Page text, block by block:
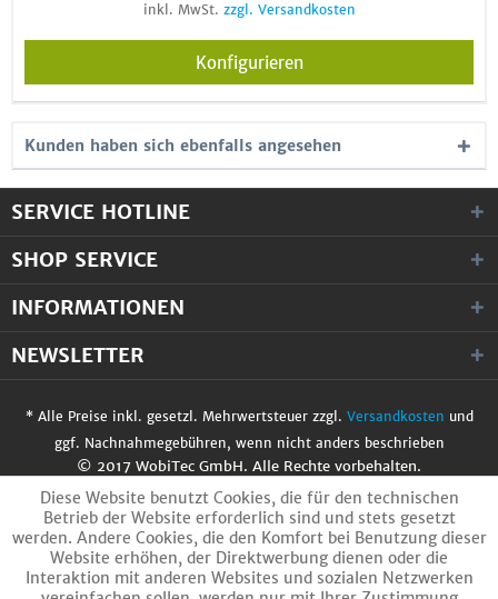
inkl. MwSt. zzgl. Versandkosten
Konfigurieren
Kunden haben sich ebenfalls angesehen
SERVICE HOTLINE
SHOP SERVICE
INFORMATIONEN
NEWSLETTER
* Alle Preise inkl. gesetzl. Mehrwertsteuer zzgl. Versandkosten und
ggf. Nachnahmegebühren, wenn nicht anders beschrieben
© 2017 WobiTec GmbH. Alle Rechte vorbehalten.
Diese Website benutzt Cookies, die für den technischen
Betrieb der Website erforderlich sind und stets gesetzt
werden. Andere Cookies, die den Komfort bei Benutzung dieser
Website erhöhen, der Direktwerbung dienen oder die
Interaktion mit anderen Websites und sozialen Netzwerken